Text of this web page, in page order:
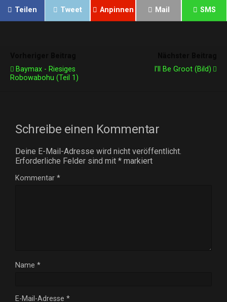
Teilen Tweet Anpinnen Mail SMS
Baymax - Riesiges
Robowabohu (Teil 1)
I'll Be Groot (Bild)
Schreibe einen Kommentar
Deine E-Mail-Adresse wird nicht veröffentlicht.
Erforderliche Felder sind mit * markiert
Kommentar *
Name *
E-Mail-Adresse *